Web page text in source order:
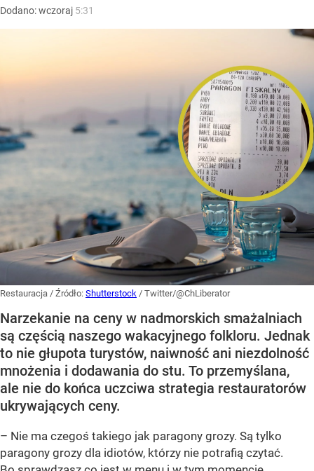
Dodano:wczoraj 5:31
Restauracja / Źródło: Shutterstock / Twitter/@ChLiberator
Narzekanie na ceny w nadmorskich smażalniach
są częścią naszego wakacyjnego folkloru. Jednak
to nie głupota turystów, naiwność ani niezdolność
mnożenia i dodawania do stu. To przemyślana,
ale nie do końca uczciwa strategia restauratorów
ukrywających ceny.
– Nie ma czegoś takiego jak paragony grozy. Są tylko
paragony grozy dla idiotów, którzy nie potrafią czytać.